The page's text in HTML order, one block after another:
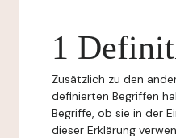
1
Zusätzlich zu den
definierten Begriffen
Begriffe, ob sie in der
dieser Erklärung